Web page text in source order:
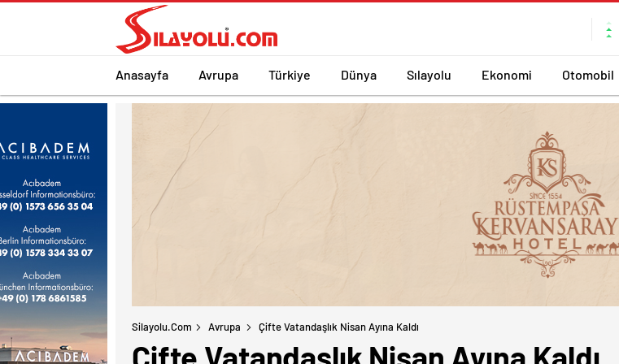
Anasayfa Avrupa Türkiye Dünya Sılayolu Ekonomi Otomobil
Silayolu.com Avrupa Çifte Vatandaşlık Nisan Ayına Kaldı